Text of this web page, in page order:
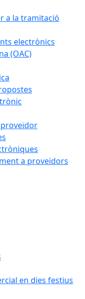
a la tramitació
electrònics
(OAC)
a proveïdors
en dies festius